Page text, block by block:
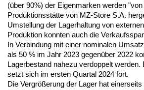
(über 90%) der Eigenmarken werden "von
Produktionsstätte von MZ-Store S.A.
Umstellung der Lagerhaltung von
Produktion konnten auch die
In Verbindung mit einer nominalen
als 50 % im Jahr 2023 gegenüber 2022
Lagerbestand nahezu verdoppelt werden.
setzt sich im ersten Quartal 2024 fort.
Die Vergrößerung der Lager hat